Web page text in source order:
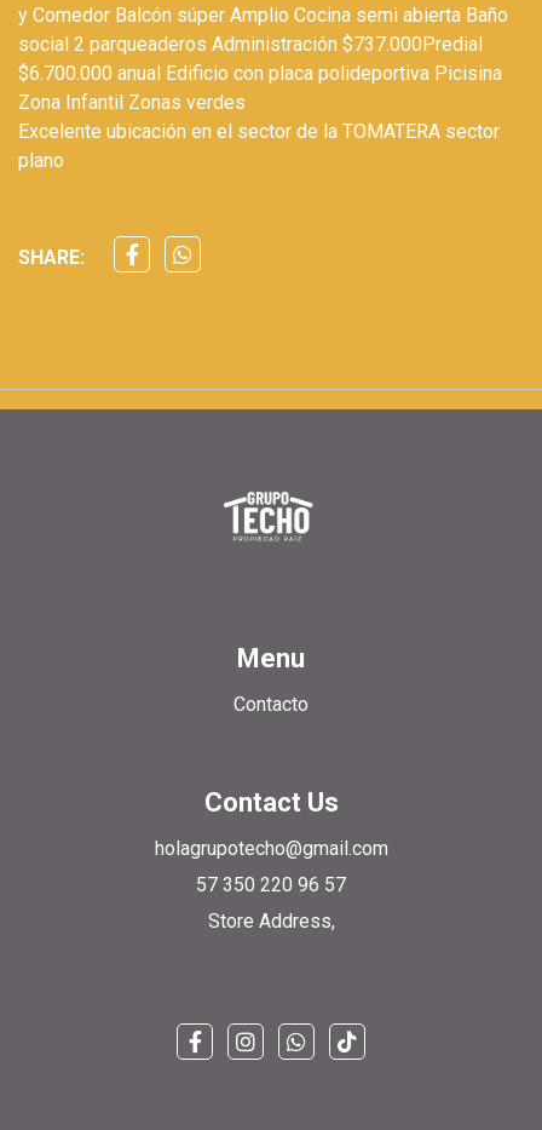
y Comedor Balcón súper Amplio Cocina semi abierta Baño
social 2 parqueaderos Administración $737.000Predial
$6.700.000 anual Edificio con placa polideportiva Picisina
Zona Infantil Zonas verdes
Excelente ubicación en el sector de la TOMATERA sector
plano
SHARE:
Menu
Contacto
Contact Us
holagrupotecho@gmail.com
57 350 220 96 57
Store Address,